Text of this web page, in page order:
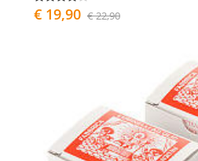
€ 19,90 € 22,90